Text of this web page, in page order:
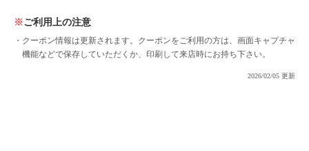
ご利用上の注意
クーポン情報は更新されます。クーポンをご利用の方は、画面キャプチャ
機能などで保存していただくか、印刷して来店時にお持ち下さい。
2026/02/05 更新
閉じる